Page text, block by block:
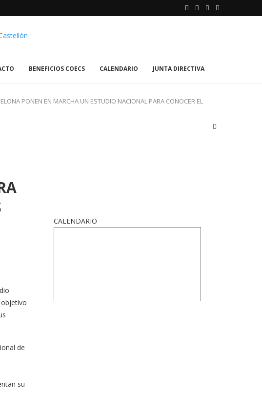
BENEFICIOS COECS CALENDARIO JUNTA DIRECTIVA
PONEN EN MARCHA UN ESTUDIO NACIONAL PARA CONOCER EL
de
su
CALENDARIO